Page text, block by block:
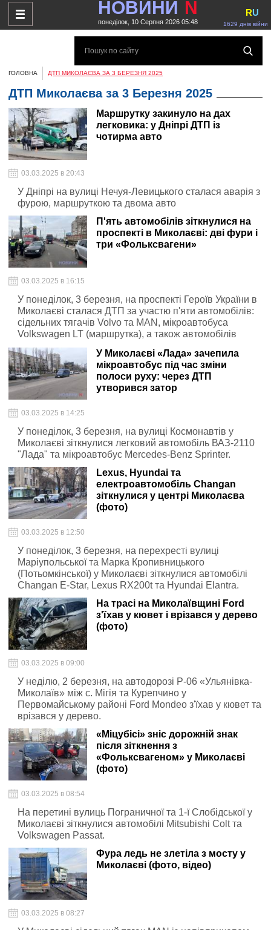
НОВИНИ N
понеділок, 10 Серпня 2026 05:48 1629 днів війни
RU
ГОЛОВНА ДТП МИКОЛАЄВА ЗА 3 БЕРЕЗНЯ 2025
ДТП Миколаєва за 3 Березня 2025
Маршрутку закинуло на дах
легковика: у Дніпрі ДТП із
чотирма авто
03.03.2025 в 20:43
У Дніпрі на вулиці Нечуя-Левицького сталася аварія з
фурою, маршруткою та двома авто
П'ять автомобілів зіткнулися на
проспекті в Миколаєві: дві фури і
три «Фольксвагени»
03.03.2025 в 16:15
У понеділок, 3 березня, на проспекті Героїв України в
Миколаєві сталася ДТП за участю п'яти автомобілів:
сідельних тягачів Volvo та MAN, мікроавтобуса
Volkswagen LT (маршрутка), а також автомобілів
Volkswagen Golf та Volkswagen Touareg.
У Миколаєві «Лада» зачепила
мікроавтобус під час зміни
полоси руху: через ДТП
утворився затор
03.03.2025 в 14:25
У понеділок, 3 березня, на вулиці Космонавтів у
Миколаєві зіткнулися легковий автомобіль ВАЗ-2110
"Лада" та мікроавтобус Mercedes-Benz Sprinter.
Lexus, Hyundai та
електроавтомобіль Changan
зіткнулися у центрі Миколаєва
(фото)
03.03.2025 в 12:50
У понеділок, 3 березня, на перехресті вулиці
Маріупольської та Марка Кропивницького
(Потьомкінської) у Миколаєві зіткнулися автомобілі
Changan E-Star, Lexus RX200t та Hyundai Elantra.
На трасі на Миколаївщині Ford
з'їхав у кювет і врізався у дерево
(фото)
03.03.2025 в 09:00
У неділю, 2 березня, на автодорозі Р-06 «Ульянівка-
Миколаїв» між с. Мігія та Курепчино у
Первомайському районі Ford Mondeo з'їхав у кювет та
врізався у дерево.
«Міцубісі» зніс дорожній знак
після зіткнення з
«Фольксвагеном» у Миколаєві
(фото)
03.03.2025 в 08:54
На перетині вулиць Пограничної та 1-ї Слобідської у
Миколаєві зіткнулися автомобілі Mitsubishi Colt та
Volkswagen Passat.
Фура ледь не злетіла з мосту у
Миколаєві (фото, відео)
03.03.2025 в 08:27